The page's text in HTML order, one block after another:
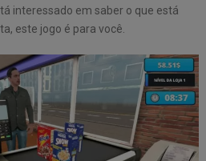
interessado em saber o que está
este jogo é para você.